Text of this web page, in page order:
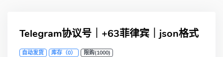
Telegram协议号｜+63菲律宾｜json格式
自动发货 库存（0） 限购(1000)